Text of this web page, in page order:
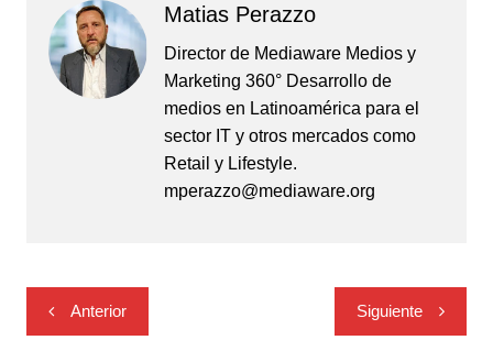
Matias Perazzo
Director de Mediaware Medios y
Marketing 360° Desarrollo de
medios en Latinoamérica para el
sector IT y otros mercados como
Retail y Lifestyle.
mperazzo@mediaware.org
Navegación
de
Anterior Siguiente